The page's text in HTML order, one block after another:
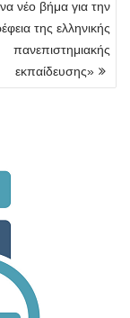
νέο βήμα για την
της ελληνικής
πανεπιστημιακής
εκπαίδευσης»